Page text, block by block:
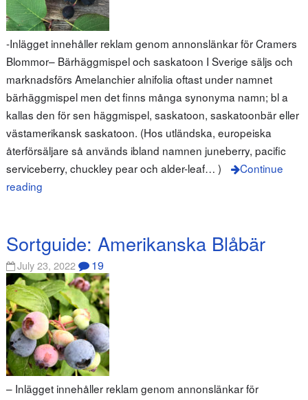
-Inlägget innehåller reklam genom annonslänkar för Cramers
Blommor– Bärhäggmispel och saskatoon I Sverige säljs och
marknadsförs Amelanchier alnifolia oftast under namnet
bärhäggmispel men det finns många synonyma namn; bl a
kallas den för sen häggmispel, saskatoon, saskatoonbär eller
västamerikansk saskatoon. (Hos utländska, europeiska
återförsäljare så används ibland namnen juneberry, pacific
serviceberry, chuckley pear och alder-leaf… )
Continue
reading
Sortguide: Amerikanska Blåbär
July 23, 2022 19
– Inlägget innehåller reklam genom annonslänkar för